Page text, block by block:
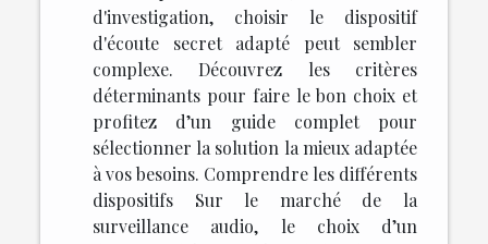
d'investigation, choisir le dispositif
d'écoute secret adapté peut sembler
complexe. Découvrez les critères
déterminants pour faire le bon choix et
profitez d’un guide complet pour
sélectionner la solution la mieux adaptée
à vos besoins. Comprendre les différents
dispositifs Sur le marché de la
surveillance audio, le choix d’un